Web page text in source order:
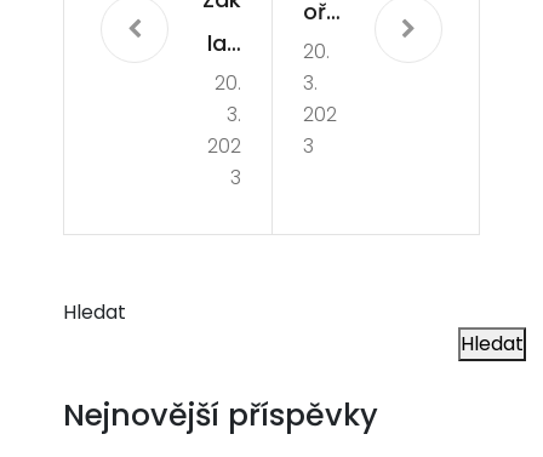
lad
y
refl
exo
i z
20.
3.
202
3
ořá
dej
te
kob
ovo
20.
3.
202
3
Hledat
Hledat
Nejnovější příspěvky